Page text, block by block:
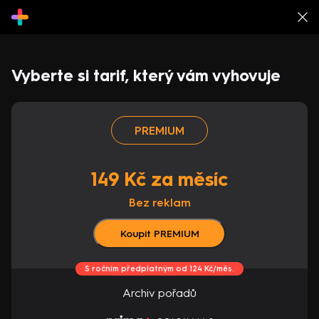
Vyberte si tarif, který vám vyhovuje
PREMIUM
149 Kč za měsíc
Bez reklam
Koupit PREMIUM
S ročním předplatným od 124 Kč/měs.
Archiv pořadů